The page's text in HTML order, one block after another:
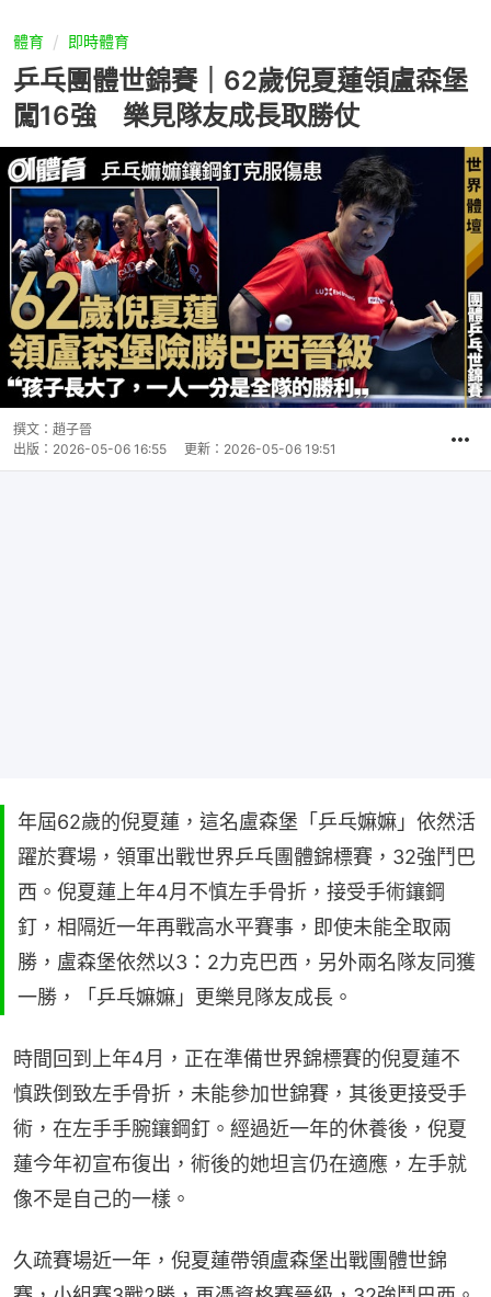
體育 即時體育
乒乓團體世錦賽｜62歲倪夏蓮領盧森堡
闖16強 樂見隊友成長取勝仗
撰文： 趙子晉
出版： 2026-05-06 16:55 更新： 2026-05-06 19:51
年屆62歲的倪夏蓮，這名盧森堡「乒乓嫲嫲」依然活
躍於賽場，領軍出戰世界乒乓團體錦標賽，32強鬥巴
西。倪夏蓮上年4月不慎左手骨折，接受手術鑲鋼
釘，相隔近一年再戰高水平賽事，即使未能全取兩
勝，盧森堡依然以3：2力克巴西，另外兩名隊友同獲
一勝，「乒乓嫲嫲」更樂見隊友成長。
時間回到上年4月，正在準備世界錦標賽的倪夏蓮不
慎跌倒致左手骨折，未能參加世錦賽，其後更接受手
術，在左手手腕鑲鋼釘。經過近一年的休養後，倪夏
蓮今年初宣布復出，術後的她坦言仍在適應，左手就
像不是自己的一樣。
久疏賽場近一年，倪夏蓮帶領盧森堡出戰團體世錦